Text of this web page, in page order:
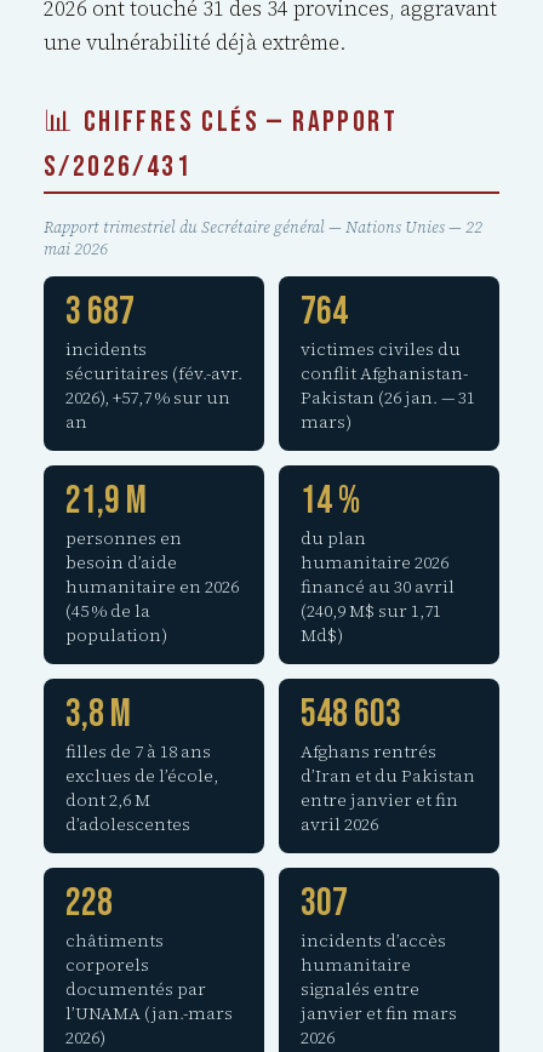
2026 ont touché 31 des 34 provinces, aggravant
une vulnérabilité déjà extrême.
📊 CHIFFRES CLÉS — RAPPORT
S/2026/431
Rapport trimestriel du Secrétaire général — Nations Unies — 22
mai 2026
3 687
incidents
sécuritaires (fév.-avr.
2026), +57,7 % sur un
an
764
victimes civiles du
conflit Afghanistan-
Pakistan (26 jan. — 31
mars)
21,9 M
personnes en
besoin d’aide
humanitaire en 2026
(45 % de la
population)
14 %
du plan
humanitaire 2026
financé au 30 avril
(240,9 M$ sur 1,71
Md$)
3,8 M
filles de 7 à 18 ans
exclues de l’école,
dont 2,6 M
d’adolescentes
548 603
Afghans rentrés
d’Iran et du Pakistan
entre janvier et fin
avril 2026
228
châtiments
corporels
documentés par
l’UNAMA (jan.-mars
2026)
307
incidents d’accès
humanitaire
signalés entre
janvier et fin mars
2026